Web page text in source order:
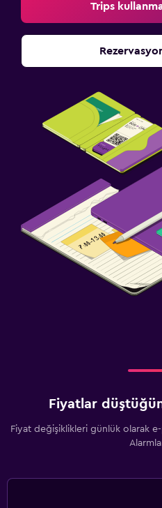
Trips
Fiyatlar
Fiyat değişiklikleri günlük olarak